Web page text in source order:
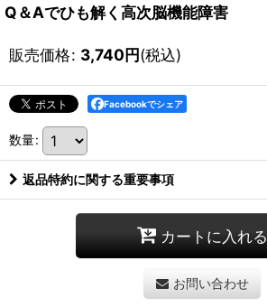
Q＆Aでひも解く高次脳機能障害
販売価格: 3,740円(税込)
Facebookでシェア
数量:
返品特約に関する重要事項
カートに入れる
お問い合わせ